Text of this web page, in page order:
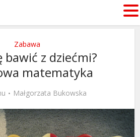
Zabawa
bawić z dziećmi?
matematyka
Małgorzata Bukowska